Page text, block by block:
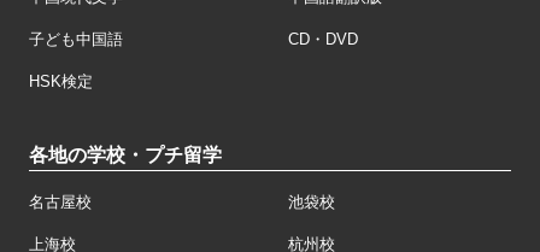
子ども中国語 CD・DVD
HSK検定
各地の学校・プチ留学
名古屋校 池袋校
上海校 杭州校